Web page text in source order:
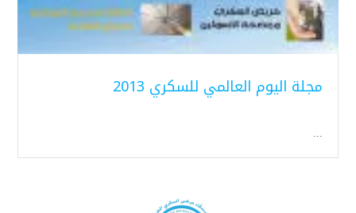
مجلة اليوم العالمي للسكري 2013
...